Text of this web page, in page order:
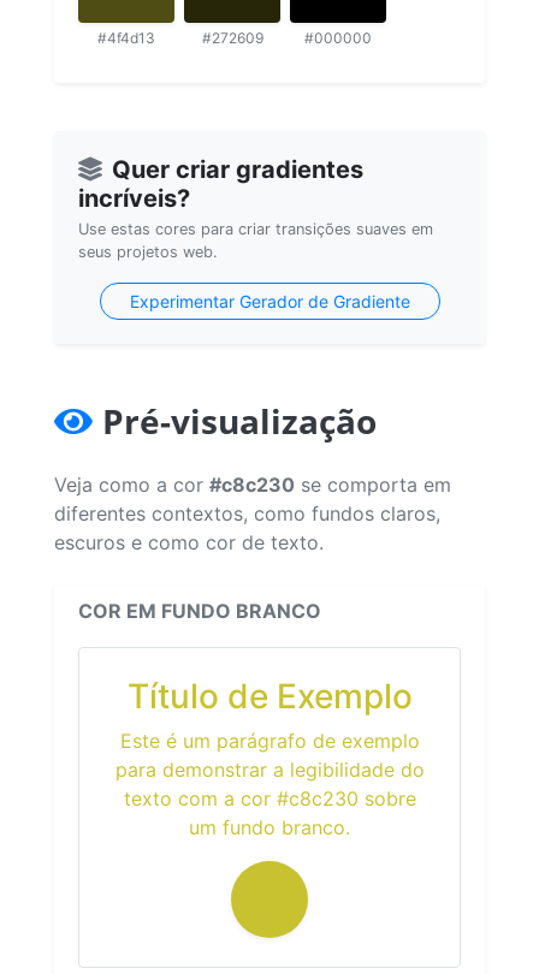
#4f4d13 #272609 #000000
Quer criar gradientes
incríveis?
Use estas cores para criar transições suaves em
seus projetos web.
Experimentar Gerador de Gradiente
Pré-visualização
Veja como a cor #c8c230 se comporta em
diferentes contextos, como fundos claros,
escuros e como cor de texto.
COR EM FUNDO BRANCO
Título de Exemplo
Este é um parágrafo de exemplo
para demonstrar a legibilidade do
texto com a cor #c8c230 sobre
um fundo branco.